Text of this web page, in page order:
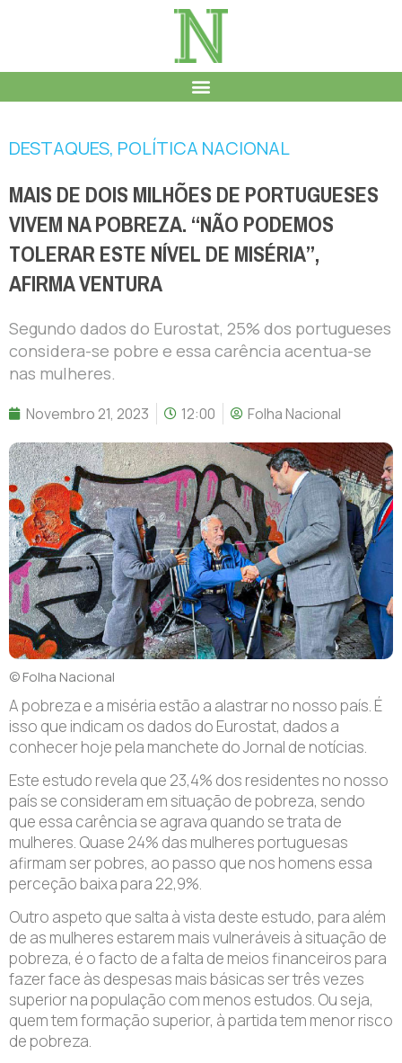
DESTAQUES, POLÍTICA NACIONAL
MAIS DE DOIS MILHÕES DE PORTUGUESES
VIVEM NA POBREZA. “NÃO PODEMOS
TOLERAR ESTE NÍVEL DE MISÉRIA”,
AFIRMA VENTURA
Segundo dados do Eurostat, 25% dos portugueses
considera-se pobre e essa carência acentua-se
nas mulheres.
Novembro 21, 2023 12:00 Folha Nacional
© Folha Nacional
A pobreza e a miséria estão a alastrar no nosso país. É
isso que indicam os dados do Eurostat, dados a
conhecer hoje pela manchete do Jornal de notícias.
Este estudo revela que 23,4% dos residentes no nosso
país se consideram em situação de pobreza, sendo
que essa carência se agrava quando se trata de
mulheres. Quase 24% das mulheres portuguesas
afirmam ser pobres, ao passo que nos homens essa
perceção baixa para 22,9%.
Outro aspeto que salta à vista deste estudo, para além
de as mulheres estarem mais vulneráveis à situação de
pobreza, é o facto de a falta de meios financeiros para
fazer face às despesas mais básicas ser três vezes
superior na população com menos estudos. Ou seja,
quem tem formação superior, à partida tem menor risco
de pobreza.